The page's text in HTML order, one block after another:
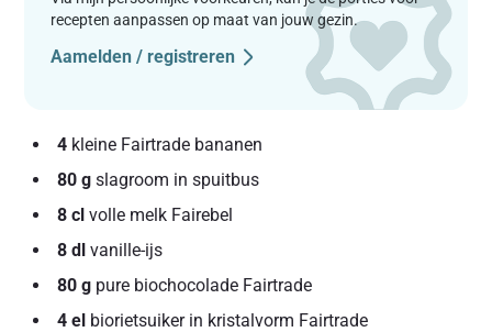
recepten aanpassen op maat van jouw gezin.
Aamelden / registreren
4 kleine Fairtrade bananen
80 g slagroom in spuitbus
8 cl volle melk Fairebel
8 dl vanille-ijs
80 g pure biochocolade Fairtrade
4 el biorietsuiker in kristalvorm Fairtrade